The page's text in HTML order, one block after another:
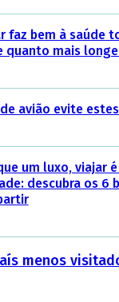
faz bem à saúde
quanto mais
avião evite
um luxo, viajar
descubra os 6
menos